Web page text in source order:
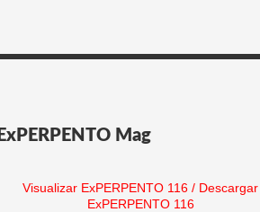
Mag
Visualizar ExPERPENTO 116 / Descargar
ExPERPENTO 116